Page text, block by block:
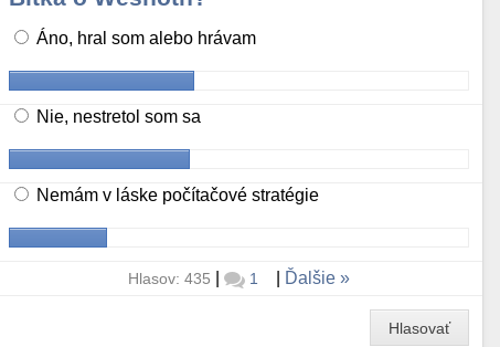
Áno, hral som alebo hrávam
Nie, nestretol som sa
Nemám v láske počítačové stratégie
Hlasov: 435 | 1 Ďalšie
Hlasovať